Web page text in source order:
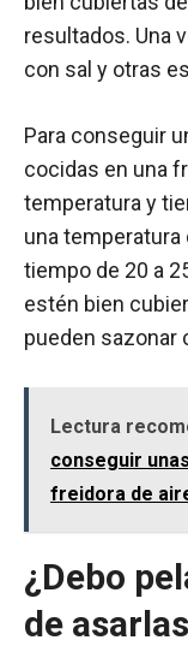
resultados. Una
con sal y otras
Para conseguir
cocidas en una
temperatura y
una temperatura
tiempo de 20 a
estén bien
pueden sazonar
Lectura
conseguir
freidora de
¿Debo
de